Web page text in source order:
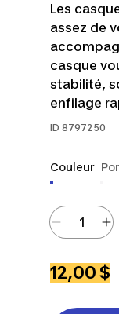
Les
assez de
casque
stabilité,
enfilage
ID 8797250
Couleur
12,00 $